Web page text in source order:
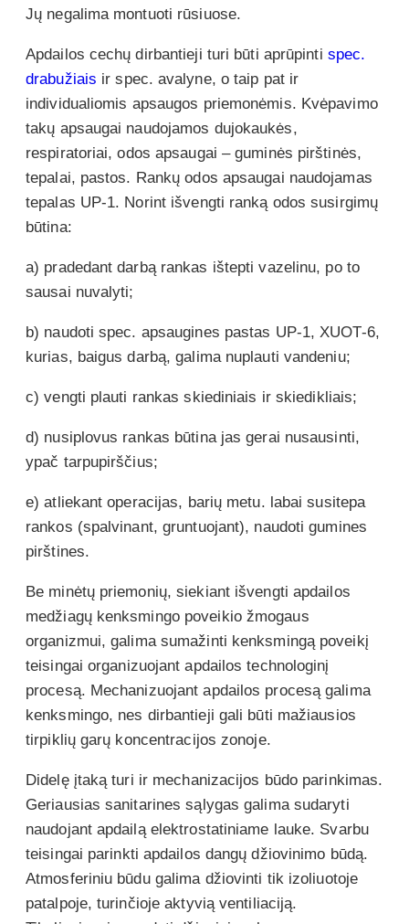
Jų negalima montuoti rūsiuose.
Apdailos cechų dirbantieji turi būti aprūpinti spec.
drabužiais ir spec. avalyne, o taip pat ir
individualiomis apsaugos priemonėmis. Kvėpavimo
takų apsaugai naudojamos dujokaukės,
respiratoriai, odos apsaugai – guminės pirštinės,
tepalai, pastos. Rankų odos apsaugai naudojamas
tepalas UP-1. Norint išvengti ranką odos susirgimų
būtina:
a) pradedant darbą rankas ištepti vazelinu, po to
sausai nuvalyti;
b) naudoti spec. apsaugines pastas UP-1, XUOT-6,
kurias, baigus darbą, galima nuplauti vandeniu;
c) vengti plauti rankas skiediniais ir skiedikliais;
d) nusiplovus rankas būtina jas gerai nusausinti,
ypač tarpupirščius;
e) atliekant operacijas, barių metu. labai susitepa
rankos (spalvinant, gruntuojant), naudoti gumines
pirštines.
Be minėtų priemonių, siekiant išvengti apdailos
medžiagų kenksmingo poveikio žmogaus
organizmui, galima sumažinti kenksmingą poveikį
teisingai organizuojant apdailos technologinį
procesą. Mechanizuojant apdailos procesą galima
kenksmingo, nes dirbantieji gali būti mažiausios
tirpiklių garų koncentracijos zonoje.
Didelę įtaką turi ir mechanizacijos būdo parinkimas.
Geriausias sanitarines sąlygas galima sudaryti
naudojant apdailą elektrostatiniame lauke. Svarbu
teisingai parinkti apdailos dangų džiovinimo būdą.
Atmosferiniu būdu galima džiovinti tik izoliuotoje
patalpoje, turinčioje aktyvią ventiliaciją.